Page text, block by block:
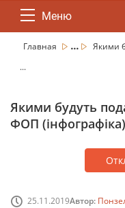
Меню
Главная ...
Якими
...
Якими будуть
ФОП (інфографіка)
25.11.2019Автор: